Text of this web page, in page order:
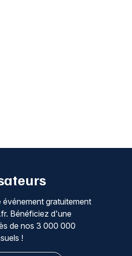
événement gratuitement
Bénéficiez d'une
de nos 3 000 000
!